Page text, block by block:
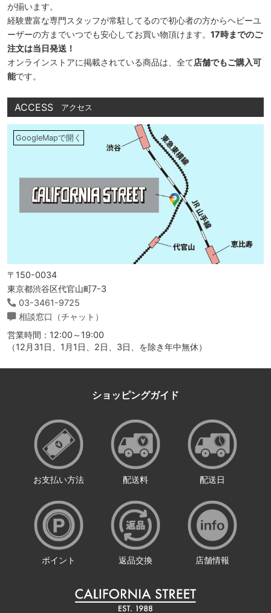
が揃います。
経験豊富な専門スタッフが常駐してるので初心者の方からヘビーユ
ーザーの方までいつでも安心してお買い物頂けます。 17時までのご
注文は当日発送！
オンラインストアに掲載されている商品は、全て店舗でもご購入可
能です。
ACCESS アクセス
GoogleMapで開く
〒150-0034
東京都渋谷区代官山町7-3
03-3461-9725
相談窓口（チャット）
営業時間：12:00～19:00
（12月31日、1月1日、2日、3日、を除き年中無休）
ショッピングガイド
お支払い方法 配送料 配送日
ポイント 返品交換 店舗情報